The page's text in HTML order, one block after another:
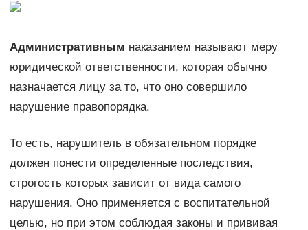
Административным наказанием называют меру
юридической ответственности, которая обычно
назначается лицу за то, что оно совершило
нарушение правопорядка.
То есть, нарушитель в обязательном порядке
должен понести определенные последствия,
строгость которых зависит от вида самого
нарушения. Оно применяется с воспитательной
целью, но при этом соблюдая законы и прививая